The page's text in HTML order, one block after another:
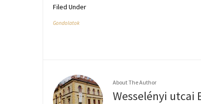
Filed Under
Gondolatok
About The Author
Wesselényi utcai